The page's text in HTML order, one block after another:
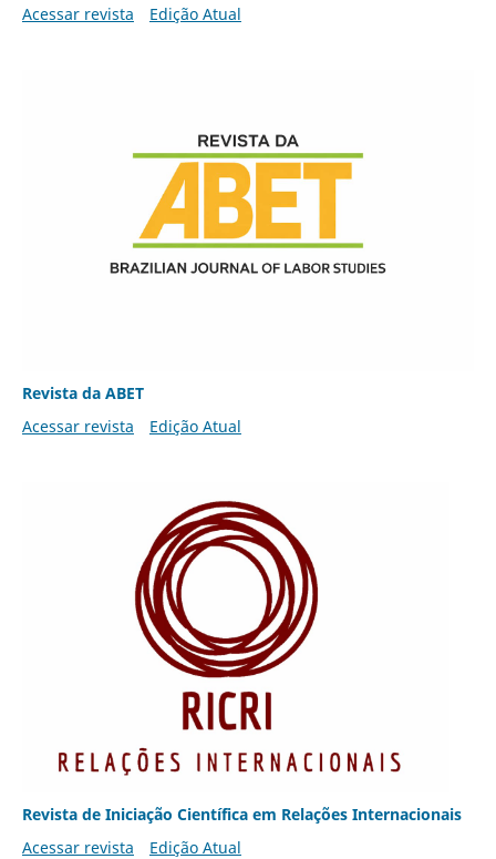
Acessar revista Edição Atual
Revista da ABET
Acessar revista
Edição Atual
Revista de Iniciação Científica em Relações Internacionais
Acessar revista
Edição Atual